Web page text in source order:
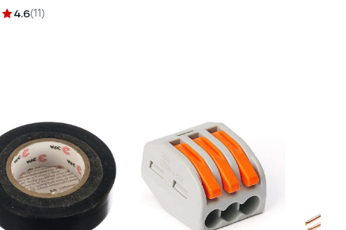
12-20-33-PRO
4.6(11)